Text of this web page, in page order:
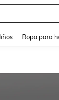
Ropa para